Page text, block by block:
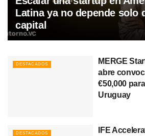
Latina ya no depende solo
capital
DESTACADOS
MERGE
abre
€50,000
Uruguay
DESTACADOS
IFE